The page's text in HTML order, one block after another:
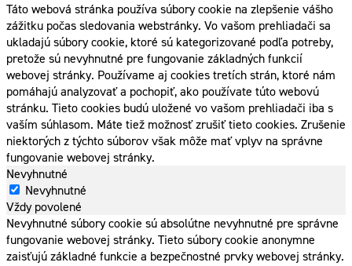
Táto webová stránka používa súbory cookie na zlepšenie vášho
zážitku počas sledovania webstránky. Vo vašom prehliadači sa
ukladajú súbory cookie, ktoré sú kategorizované podľa potreby,
pretože sú nevyhnutné pre fungovanie základných funkcií
webovej stránky. Používame aj cookies tretích strán, ktoré nám
pomáhajú analyzovať a pochopiť, ako používate túto webovú
stránku. Tieto cookies budú uložené vo vašom prehliadači iba s
vaším súhlasom. Máte tiež možnosť zrušiť tieto cookies. Zrušenie
niektorých z týchto súborov však môže mať vplyv na správne
fungovanie webovej stránky.
Nevyhnutné
Nevyhnutné
Vždy povolené
Nevyhnutné súbory cookie sú absolútne nevyhnutné pre správne
fungovanie webovej stránky. Tieto súbory cookie anonymne
zaisťujú základné funkcie a bezpečnostné prvky webovej stránky.